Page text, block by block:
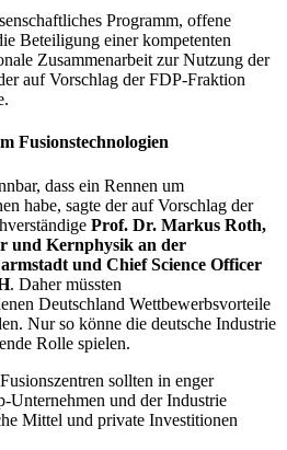
Programm, offene
Beteiligung einer kompetenten
Zusammenarbeit zur Nutzung der
auf Vorschlag der FDP-Fraktion
Fusionstechnologien
dass ein Rennen um
habe, sagte der auf Vorschlag der
Prof. Dr. Markus Roth,
und Kernphysik an der
und Chief Science Officer
. Daher müssten
Deutschland Wettbewerbsvorteile
Nur so könne die deutsche Industrie
Rolle spielen.
sollten in enger
-Unternehmen und der Industrie
Mittel und private Investitionen